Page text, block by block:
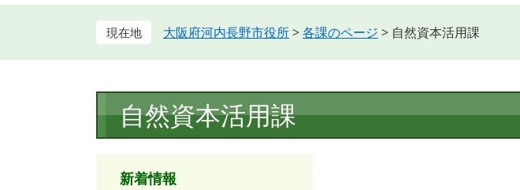
大阪府河内長野市役所>各課のページ > 自然資本活用課
文
自然資本活用課
新着情報